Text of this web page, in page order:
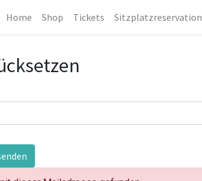
Home Shop Tickets Sitzplatzreservation